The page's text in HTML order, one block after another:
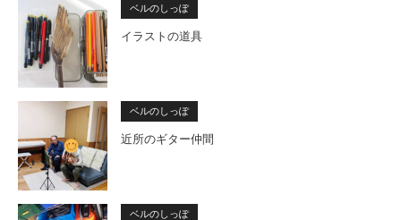
ベルのしっぽ
イラストの道具
ベルのしっぽ
近所のギター仲間
ベルのしっぽ